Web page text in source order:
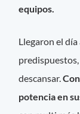
equipos.
Llegaron el
descansar.
potencia en